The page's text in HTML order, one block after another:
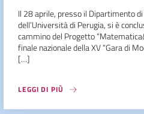
Il 28 aprile, presso il Dipartimento
dell’Università di Perugia, si è
cammino del Progetto
finale nazionale della XV “Gara di
[…]
LEGGI DI PIÙ